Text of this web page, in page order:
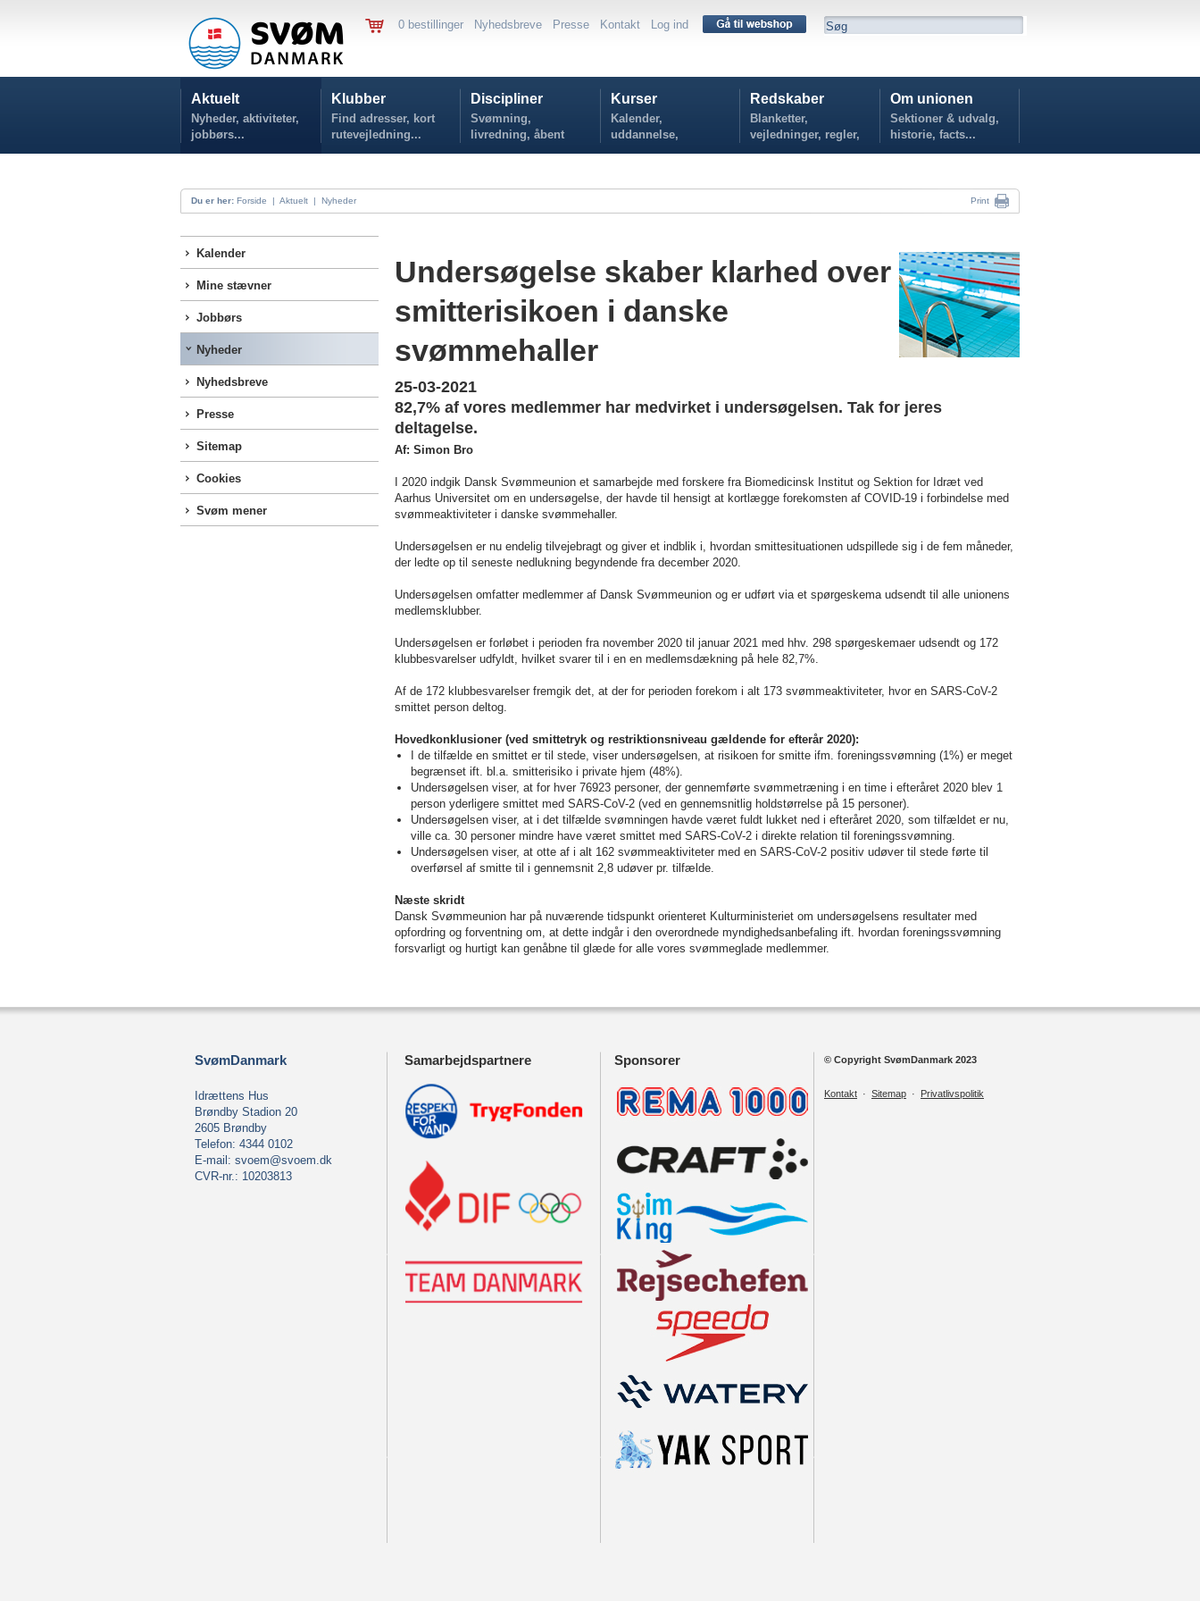
0 bestillinger Nyhedsbreve Presse Kontakt Log ind
Aktuelt
Nyheder, aktiviteter,
jobbørs...
Klubber
Find adresser, kort
rutevejledning...
Discipliner
Svømning,
livredning, åbent
vand...
Kurser
Kalender,
uddannelse,
tilmelding...
Redskaber
Blanketter,
vejledninger, regler,
politikker...
Om unionen
Sektioner & udvalg,
historie, facts...
Du er her: Forside | Aktuelt | Nyheder Print
Kalender
Mine stævner
Jobbørs
Nyheder
Nyhedsbreve
Presse
Sitemap
Cookies
Svøm mener
Undersøgelse skaber klarhed over
smitterisikoen i danske
svømmehaller
25-03-2021
82,7% af vores medlemmer har medvirket i undersøgelsen. Tak for jeres
deltagelse.
Af: Simon Bro
I 2020 indgik Dansk Svømmeunion et samarbejde med forskere fra Biomedicinsk Institut og Sektion for Idræt ved
Aarhus Universitet om en undersøgelse, der havde til hensigt at kortlægge forekomsten af COVID-19 i forbindelse med
svømmeaktiviteter i danske svømmehaller.
Undersøgelsen er nu endelig tilvejebragt og giver et indblik i, hvordan smittesituationen udspillede sig i de fem måneder,
der ledte op til seneste nedlukning begyndende fra december 2020.
Undersøgelsen omfatter medlemmer af Dansk Svømmeunion og er udført via et spørgeskema udsendt til alle unionens
medlemsklubber.
Undersøgelsen er forløbet i perioden fra november 2020 til januar 2021 med hhv. 298 spørgeskemaer udsendt og 172
klubbesvarelser udfyldt, hvilket svarer til i en en medlemsdækning på hele 82,7%.
Af de 172 klubbesvarelser fremgik det, at der for perioden forekom i alt 173 svømmeaktiviteter, hvor en SARS-CoV-2
smittet person deltog.
Hovedkonklusioner (ved smittetryk og restriktionsniveau gældende for efterår 2020):
I de tilfælde en smittet er til stede, viser undersøgelsen, at risikoen for smitte ifm. foreningssvømning (1%) er meget
begrænset ift. bl.a. smitterisiko i private hjem (48%).
Undersøgelsen viser, at for hver 76923 personer, der gennemførte svømmetræning i en time i efteråret 2020 blev 1
person yderligere smittet med SARS-CoV-2 (ved en gennemsnitlig holdstørrelse på 15 personer).
Undersøgelsen viser, at i det tilfælde svømningen havde været fuldt lukket ned i efteråret 2020, som tilfældet er nu,
ville ca. 30 personer mindre have været smittet med SARS-CoV-2 i direkte relation til foreningssvømning.
Undersøgelsen viser, at otte af i alt 162 svømmeaktiviteter med en SARS-CoV-2 positiv udøver til stede førte til
overførsel af smitte til i gennemsnit 2,8 udøver pr. tilfælde.
Næste skridt
Dansk Svømmeunion har på nuværende tidspunkt orienteret Kulturministeriet om undersøgelsens resultater med
opfordring og forventning om, at dette indgår i den overordnede myndighedsanbefaling ift. hvordan foreningssvømning
forsvarligt og hurtigt kan genåbne til glæde for alle vores svømmeglade medlemmer.
SvømDanmark
Idrættens Hus
Brøndby Stadion 20
2605 Brøndby
Telefon: 4344 0102
E-mail: svoem@svoem.dk
CVR-nr.: 10203813
Samarbejdspartnere Sponsorer © Copyright SvømDanmark 2023
Kontakt · Sitemap · Privatlivspolitik